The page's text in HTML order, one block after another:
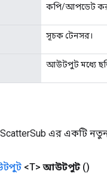
কপি/আপডেট
সূচক টেনসর।
আউটপুট মধ্যে
এর একটি
<T> আউটপুট ()